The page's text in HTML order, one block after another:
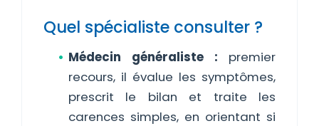
Quel spécialiste consulter ?
Médecin généraliste : premier
recours, il évalue les symptômes,
prescrit le bilan et traite les
carences simples, en orientant si